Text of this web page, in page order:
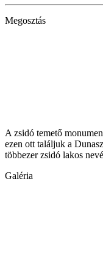
Megosztás
A zsidó temető
ezen ott találjuk a
többezer zsidó lakos
Galéria